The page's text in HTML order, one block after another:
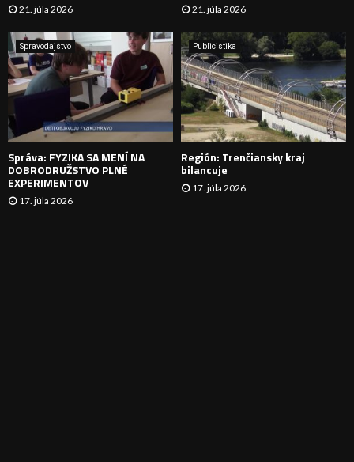
A
N
I
E
21. júla 2026 21. júla 2026
Spravodajstvo
Správa: FYZIKA SA MENÍ NA
DOBRODRUŽSTVO PLNÉ
EXPERIMENTOV
17. júla 2026
Publicistika
Región: Trenčiansky kraj
bilancuje
17. júla 2026